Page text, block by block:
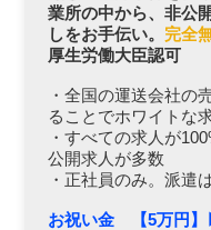
業所の中から、非公
しをお手伝い。 完全
厚生労働大臣認可
・全国の運送会社の
ることでホワイトな
・すべての求人が
公開求人が多数
・正社員のみ。派遣
お祝い金 【5万円